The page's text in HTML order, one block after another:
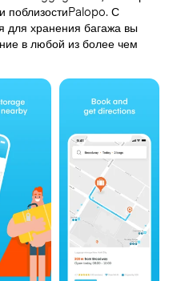
поблизостиPalopo. С
хранения багажа вы
в любой из более чем